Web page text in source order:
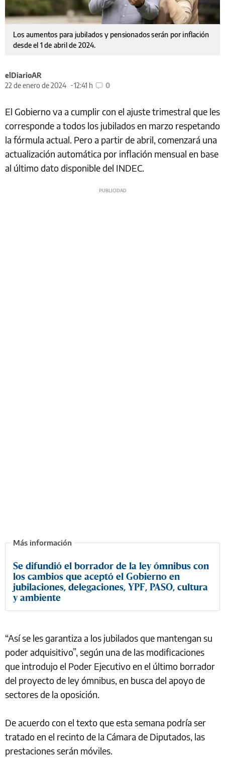
Los aumentos para jubilados y pensionados serán por inflación
desde el 1 de abril de 2024.
elDiarioAR
22 de enero de 2024
12:41 h 0
El Gobierno va a cumplir con el ajuste trimestral que les
corresponde a todos los jubilados en marzo respetando
la fórmula actual. Pero a partir de abril, comenzará una
actualización automática por inflación mensual en base
al último dato disponible del INDEC.
Se difundió el borrador de la ley ómnibus con
los cambios que aceptó el Gobierno en
jubilaciones, delegaciones, YPF, PASO, cultura
y ambiente
“Así se les garantiza a los jubilados que mantengan su
poder adquisitivo”, según una de las modificaciones
que introdujo el Poder Ejecutivo en el último borrador
del proyecto de ley ómnibus, en busca del apoyo de
sectores de la oposición.
De acuerdo con el texto que esta semana podría ser
tratado en el recinto de la Cámara de Diputados, las
prestaciones serán móviles.